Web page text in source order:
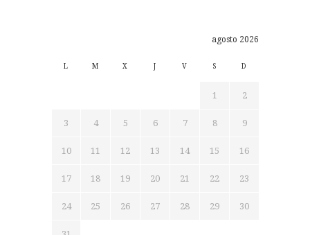
agosto 2026
L M X J V S D
1 2
3 4 5 6 7 8 9
10 11 12 13 14 15 16
17 18 19 20 21 22 23
24 25 26 27 28 29 30